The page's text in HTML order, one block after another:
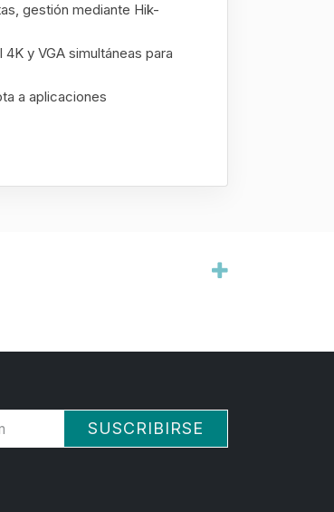
gestión mediante Hik-
y VGA simultáneas para
a aplicaciones
SUSCRIBIRSE